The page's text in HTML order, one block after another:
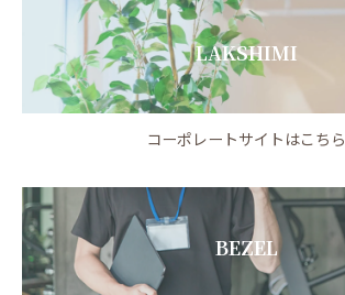
LAKSHIMI
コーポレートサイトはこちら
BEZEL